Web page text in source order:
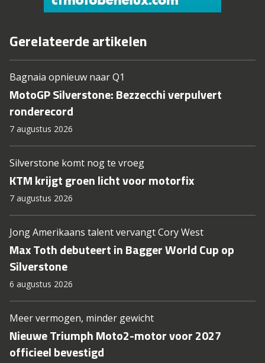
Gerelateerde artikelen
Bagnaia opnieuw naar Q1
MotoGP Silverstone: Bezzecchi verpulvert
ronderecord
7 augustus 2026
Silverstone komt nog te vroeg
KTM krijgt groen licht voor motorfix
7 augustus 2026
Jong Amerikaans talent vervangt Cory West
Max Toth debuteert in Bagger World Cup op
Silverstone
6 augustus 2026
Meer vermogen, minder gewicht
Nieuwe Triumph Moto2-motor voor 2027
officieel bevestigd